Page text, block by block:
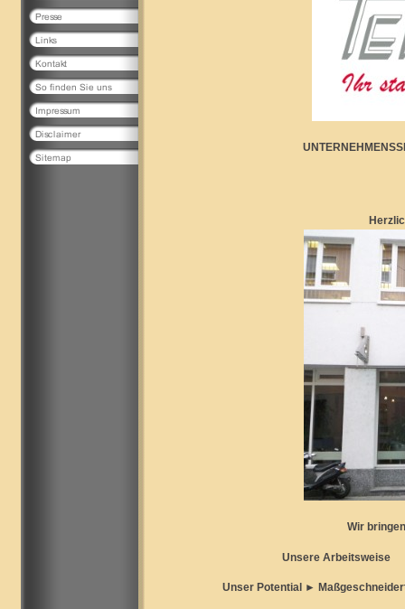
Herzlich Willkommen
Wir bringen Unternehmen
Unsere Arbeitsweise ►
Unser Potential ►